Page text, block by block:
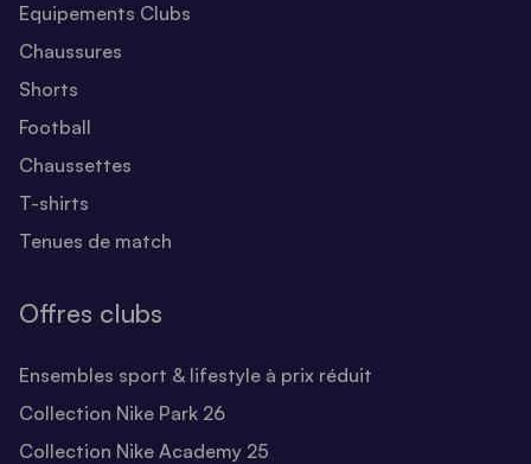
Equipements Clubs
Chaussures
Shorts
Football
Chaussettes
T-shirts
Tenues de match
Offres clubs
Ensembles sport & lifestyle à prix réduit
Collection Nike Park 26
Collection Nike Academy 25